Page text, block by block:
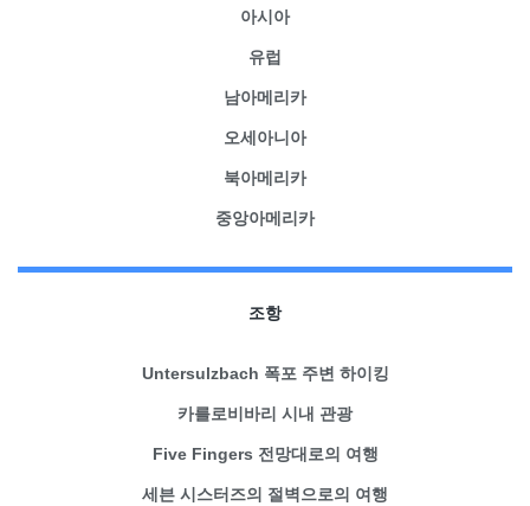
아시아
유럽
남아메리카
오세아니아
북아메리카
중앙아메리카
조항
Untersulzbach 폭포 주변 하이킹
카를로비바리 시내 관광
Five Fingers 전망대로의 여행
세븐 시스터즈의 절벽으로의 여행